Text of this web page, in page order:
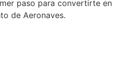
paso para convertirte en
de Aeronaves.